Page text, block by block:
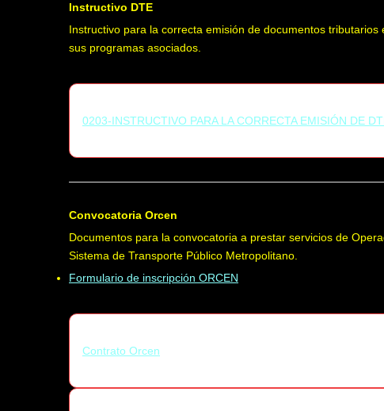
Instructivo DTE
Instructivo para la correcta emisión de documentos
sus programas asociados.
0203-INSTRUCTIVO PARA LA CORRECTA EMISIÓN DE
Convocatoria Orcen
Documentos para la convocatoria a prestar servicios de
Sistema de Transporte Público Metropolitano.
Formulario de inscripción ORCEN
Contrato Orcen